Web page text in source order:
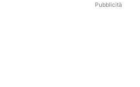
Pubblicità